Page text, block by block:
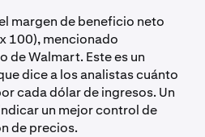
margen de beneficio neto
100), mencionado
de Walmart. Este es un
dice a los analistas cuánto
cada dólar de ingresos. Un
un mejor control de
de precios.